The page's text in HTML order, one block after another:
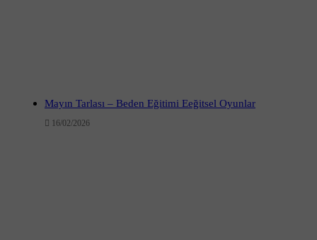
Mayın Tarlası – Beden Eğitimi Eeğitsel Oyunlar
16/02/2026